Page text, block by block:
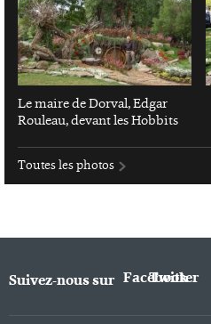
Le maire de Dorval, Edgar
Rouleau, devant les Hobbits
Toutes les photos
Suivez-nous sur Facebook
Twitter